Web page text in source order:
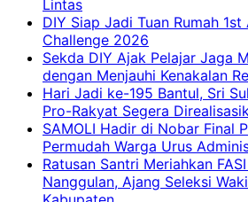
Lintas
DIY Siap Jadi Tuan Rumah
Challenge 2026
Sekda DIY Ajak Pelajar Jaga
dengan Menjauhi Kenakalan
Hari Jadi ke-195 Bantul, Sri
Pro-Rakyat Segera
SAMOLI Hadir di Nobar Final
Permudah Warga Urus
Ratusan Santri Meriahkan
Nanggulan, Ajang Seleksi